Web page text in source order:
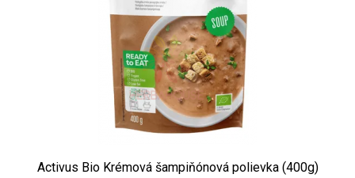
Activus Bio Krémová šampiňónová polievka (400g)